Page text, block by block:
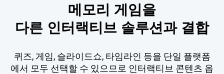
메모리 게임을
다른 인터랙티브 솔루션과 결합
퀴즈, 게임, 슬라이드쇼, 타임라인 등을 단일 플랫폼
에서 모두 선택할 수 있으므로 인터랙티브 콘텐츠 옵